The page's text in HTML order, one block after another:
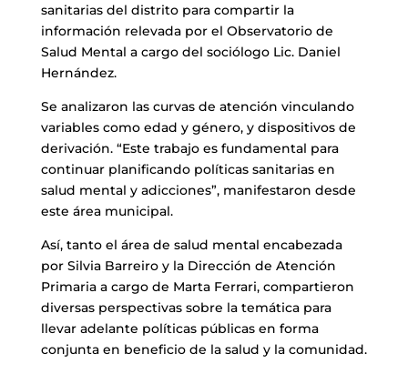
sanitarias del distrito para compartir la
información relevada por el Observatorio de
Salud Mental a cargo del sociólogo Lic. Daniel
Hernández.
Se analizaron las curvas de atención vinculando
variables como edad y género, y dispositivos de
derivación. “Este trabajo es fundamental para
continuar planificando políticas sanitarias en
salud mental y adicciones”, manifestaron desde
este área municipal.
Así, tanto el área de salud mental encabezada
por Silvia Barreiro y la Dirección de Atención
Primaria a cargo de Marta Ferrari, compartieron
diversas perspectivas sobre la temática para
llevar adelante políticas públicas en forma
conjunta en beneficio de la salud y la comunidad.